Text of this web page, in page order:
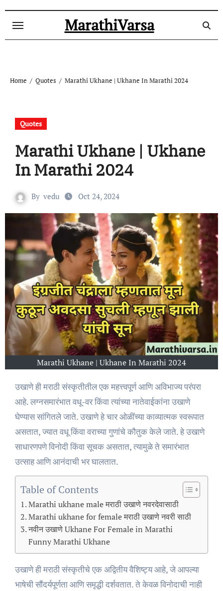
MarathiVarsa
Home Quotes Marathi Ukhane | Ukhane In Marathi 2024
Quotes
Marathi Ukhane | Ukhane
In Marathi 2024
By vedu Oct 24, 2024
Marathi Ukhane | Ukhane In Marathi 2024
उखाणे ही मराठी संस्कृतीतील एक महत्त्वपूर्ण आणि अविभाज्य परंपरा
आहे. लग्नसमारंभात वधू-वर किंवा त्यांच्या नातेवाईकांना उखाणे
घेण्यास सांगितले जाते. उखाणे हे चार ओळींच्या काव्यात्मक स्वरूपात
असतात, ज्यात वधू किंवा वराच्या गुणांचे कौतुक केले जाते. हे उखाणे
साधारणपणे विनोदी किंवा सूचक असतात, त्यामुळे ते समारंभात
उत्साह आणि आनंदाची भर घालतात.
Table of Contents
Marathi ukhane male मराठी उखाणे नवरदेवासाठी
Marathi ukhane for female मराठी उखाणे नवरी साठी
नवीन उखाणे Ukhane For Female in Marathi
Funny Marathi Ukhane
उखाणे ही मराठी संस्कृतीचे एक अद्वितीय वैशिष्ट्य आहे, जे आपल्या
भाषेची सौंदर्यपूर्णता आणि समृद्धी दर्शवतात. ते केवळ विनोदाची नाही